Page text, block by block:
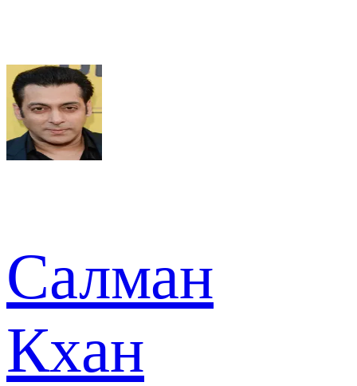
Салман
Кхан